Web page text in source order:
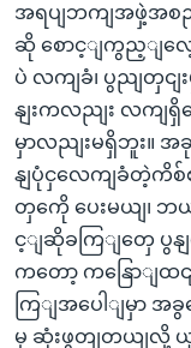
အရပျဘကျအဖှဲ့အစ
ဆို စောင့ျကွည့ျလေ့
ပဲ လကျခံ၊ ပွညျတှင
နျးကလညျး လကျရှိ
မှာလညျးမရှိဘူး။
နျပုံငှလေကျခံတဲ့ကိ
တှကေို ပေးမယျ၊
င့ျဆိုခကြျတှေ ပွန
ကတော့ ကနြောျထင
ကြျအပေါျမှာ အ
မှ ဆုံးဖွတျတယျလို့